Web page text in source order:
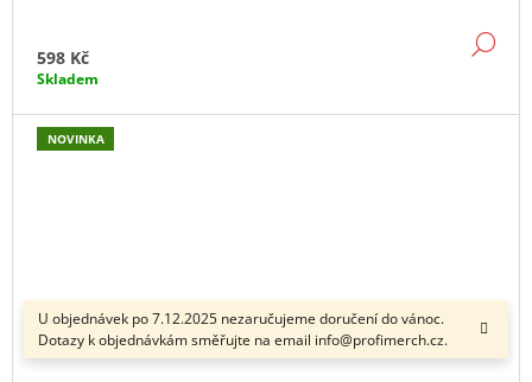
U objednávek po 7.12.2025 nezaručujeme doručení do vánoc.
Dotazy k objednávkám směřujte na email info@profimerch.cz.
598 Kč
Skladem
NOVINKA